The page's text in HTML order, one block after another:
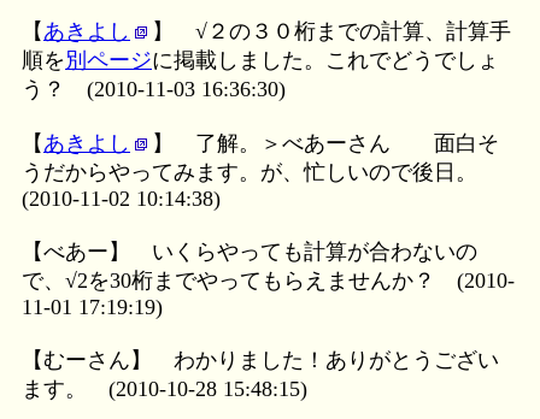
【 あきよし 】 √２の３０桁までの計算、計算手
順を 別ページに掲載しました。これでどうでしょ
う？
(2010-11-03 16:36:30)
【 あきよし 】 了解。＞べあーさん 面白そ
うだからやってみます。が、忙しいので後日。
(2010-11-02 10:14:38)
【べあー】 いくらやっても計算が合わないの
で、√2を30桁までやってもらえませんか？
(2010-
11-01 17:19:19)
【むーさん】 わかりました！ありがとうござい
ます。
(2010-10-28 15:48:15)